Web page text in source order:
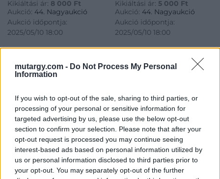
mutargy.com - Do Not Process My Personal
Information
If you wish to opt-out of the sale, sharing to third parties, or
processing of your personal or sensitive information for
targeted advertising by us, please use the below opt-out
section to confirm your selection. Please note that after your
opt-out request is processed you may continue seeing
interest-based ads based on personal information utilized by
us or personal information disclosed to third parties prior to
your opt-out. You may separately opt-out of the further
állapotban, 15×10 cm
vallása és antiszemita
nézete ellenére mint zsidó
származású ember, a Friss
Újság gúnyrajzos szórólapja,
jó állapotban, 15×10 cm
Kikiáltási ár: 8 000 Ft
Aukció: 44. Nagyaukció
Aukció időpontja:
2025/05/10 18:00
MEGTEKINTEM
cancellation.
bélyegzéssel. 1938 Slovak
decorative telegram sheet,
Bratislava becomes
Hungarian overprint and
Komárom returned
Kikiáltási ár: 5 000 Ft
Aukció: 44. Nagyaukció
Aukció időpontja:
2025/05/10 18:00
MEGTEKINTEM
Elolvastam és elfogadom az Adatkezelési tájékoztatót:
mutargy.com/adatkezelesi-tajekoztato/
Rólunk
Áraink